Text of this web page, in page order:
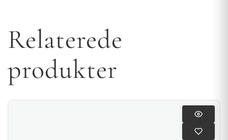
Relaterede
produkter